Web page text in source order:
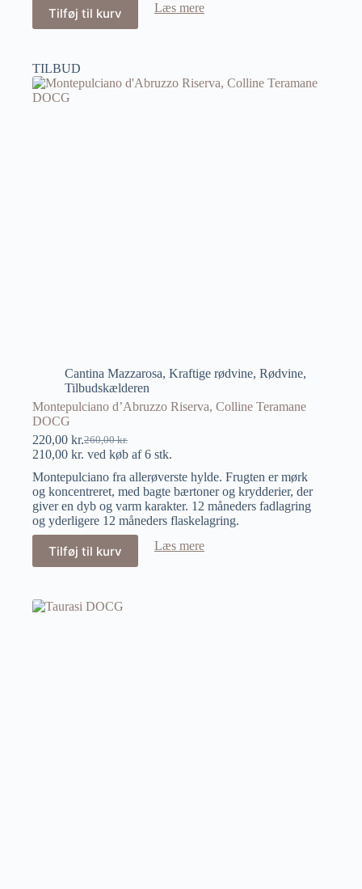
Tilføj til kurv Læs mere
TILBUD
Cantina Mazzarosa, Kraftige rødvine, Rødvine,
Tilbudskælderen
Montepulciano d’Abruzzo Riserva, Colline Teramane
DOCG
260,00kr.
220,00 kr.
210,00 kr. ved køb af 6 stk.
Montepulciano fra allerøverste hylde. Frugten er mørk
og koncentreret, med bagte bærtoner og krydderier, der
giver en dyb og varm karakter. 12 måneders fadlagring
og yderligere 12 måneders flaskelagring.
Tilføj til kurv Læs mere